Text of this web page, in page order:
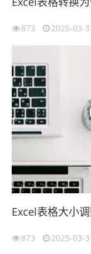
873 2025-03-
Excel表格大小
873 2025-03-